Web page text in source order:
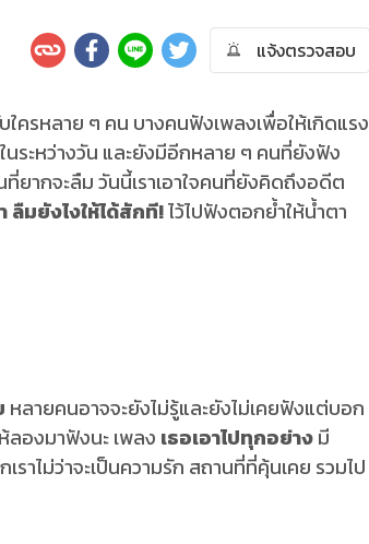
แจ้งตรวจสอบ
ครหลาย ๆ คน บางคนฟังเพลงเพื่อให้เกิดแรง
ระหว่างวัน และยังมีอีกหลาย ๆ คนที่ยังฟัง
ยากจะลืม วันนี้เราเอาใจคนที่ยังคิดถึงอดีต
ลืมยังไงให้ได้สักที!ไว้ไปฟังตอกย้ำให้น้ำตา
หลายคนอาจจะยังไม่รู้และยังไม่เคยฟังแต่บอก
ลองมาฟังนะ เพลง เธอเอาไปทุกอย่างมี
าไม่ว่าจะเป็นความรัก สถานที่ที่คุ้นเคย รวมไป